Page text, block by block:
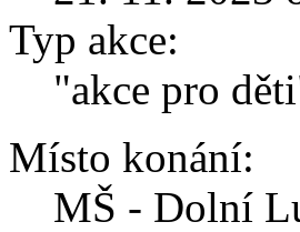
Typ akce:
"akce pro
Místo konání:
MŠ - Dolní